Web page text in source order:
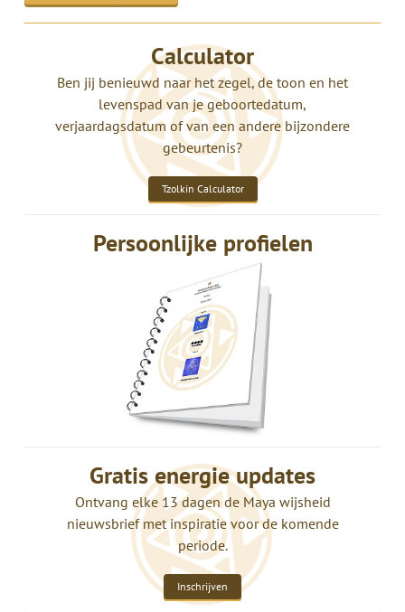
Calculator
Ben jij benieuwd naar het zegel, de toon en het
levenspad van je geboortedatum,
verjaardagsdatum of van een andere bijzondere
gebeurtenis?
Tzolkin Calculator
Persoonlijke profielen
Gratis energie updates
Ontvang elke 13 dagen de Maya wijsheid
nieuwsbrief met inspiratie voor de komende
periode.
Inschrijven